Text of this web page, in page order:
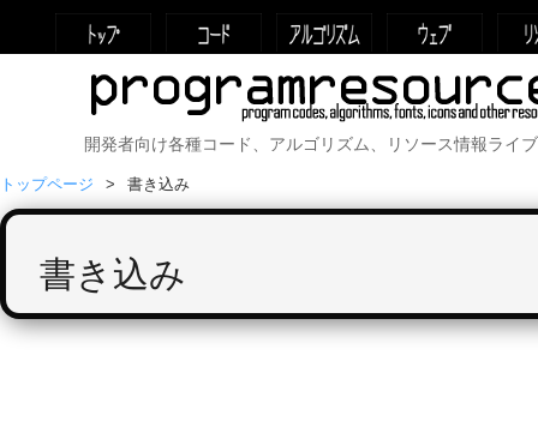
開発者向け各種コード、アルゴリズム、リソース情報ラ
トップページ 書き込み
書き込み